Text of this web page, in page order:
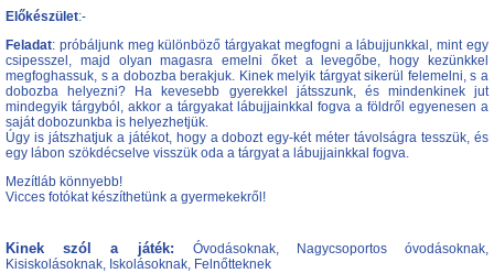
Előkészület:-
Feladat: próbáljunk meg különböző tárgyakat megfogni a lábujjunkkal, mint egy
csipesszel, majd olyan magasra emelni őket a levegőbe, hogy kezünkkel
megfoghassuk, s a dobozba berakjuk. Kinek melyik tárgyat sikerül felemelni, s a
dobozba helyezni? Ha kevesebb gyerekkel játsszunk, és mindenkinek jut
mindegyik tárgyból, akkor a tárgyakat lábujjainkkal fogva a földről egyenesen a
saját dobozunkba is helyezhetjük.
Úgy is játszhatjuk a játékot, hogy a dobozt egy-két méter távolságra tesszük, és
egy lábon szökdécselve visszük oda a tárgyat a lábujjainkkal fogva.
Mezítláb könnyebb!
Vicces fotókat készíthetünk a gyermekekről!
Kinek szól a játék: Óvodásoknak, Nagycsoportos óvodásoknak,
Kisiskolásoknak, Iskolásoknak, Felnőtteknek